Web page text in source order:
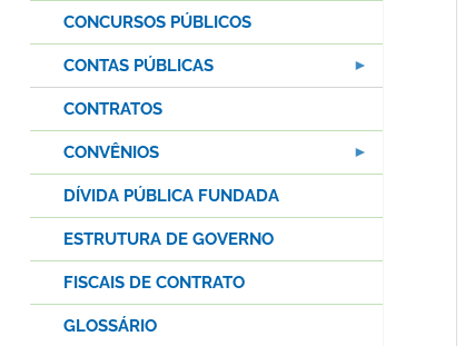
CONCURSOS PÚBLICOS
CONTAS PÚBLICAS
CONTRATOS
CONVÊNIOS
DÍVIDA PÚBLICA FUNDADA
ESTRUTURA DE GOVERNO
FISCAIS DE CONTRATO
GLOSSÁRIO